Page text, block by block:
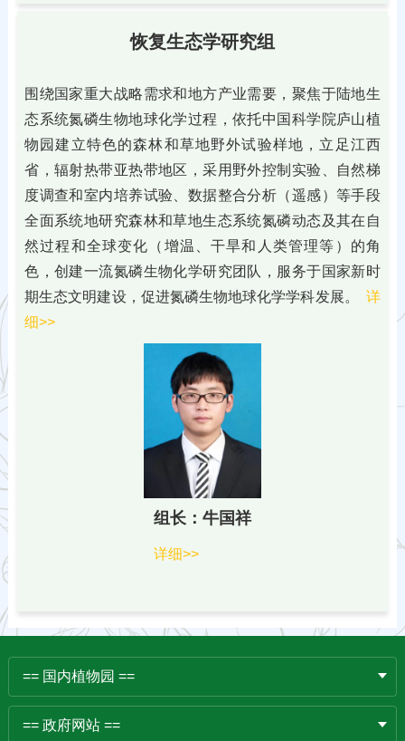
恢复生态学研究组
围绕国家重大战略需求和地方产业需要，聚焦于陆地生
态系统氮磷生物地球化学过程，依托中国科学院庐山植
物园建立特色的森林和草地野外试验样地，立足江西
省，辐射热带亚热带地区，采用野外控制实验、自然梯
度调查和室内培养试验、数据整合分析（遥感）等手段
全面系统地研究森林和草地生态系统氮磷动态及其在自
然过程和全球变化（增温、干旱和人类管理等）的角
色，创建一流氮磷生物化学研究团队，服务于国家新时
期生态文明建设，促进氮磷生物地球化学学科发展。 详
细>>
组长：牛国祥
详细>>
== 国内植物园 ==
== 政府网站 ==